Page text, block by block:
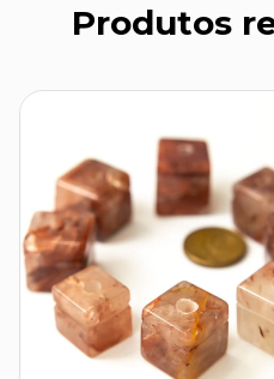
Produtos